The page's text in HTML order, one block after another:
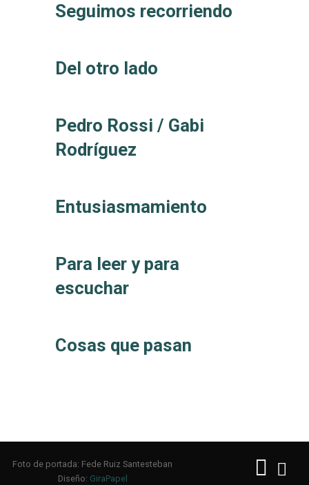
Seguimos recorriendo
Del otro lado
Pedro Rossi / Gabi
Rodríguez
Entusiasmamiento
Para leer y para
escuchar
Cosas que pasan
Foto de portada: Fede Ruiz Santesteban
Diseño: GiraPapel